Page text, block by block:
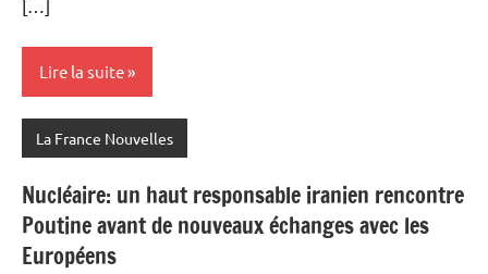
[…]
Lire la suite
La France Nouvelles
Nucléaire: un haut responsable iranien rencontre
Poutine avant de nouveaux échanges avec les
Européens